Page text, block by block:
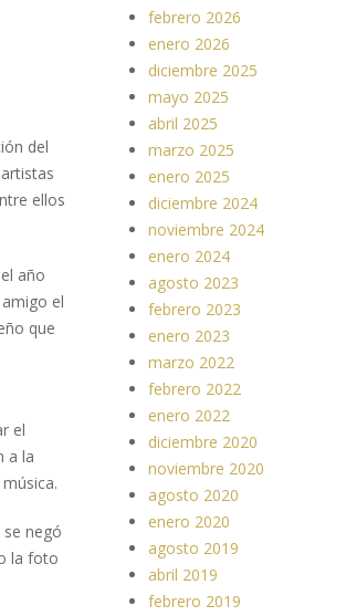
del
ellos
año
el
que
el
a la
negó
la foto
febrero 2026
enero 2026
diciembre 2025
mayo 2025
abril 2025
marzo 2025
enero 2025
diciembre 2024
noviembre 2024
enero 2024
agosto 2023
febrero 2023
enero 2023
marzo 2022
febrero 2022
enero 2022
diciembre 2020
noviembre 2020
agosto 2020
enero 2020
agosto 2019
abril 2019
febrero 2019